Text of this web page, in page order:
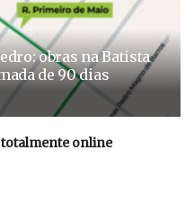
obras na Batista
de 90 dias
online